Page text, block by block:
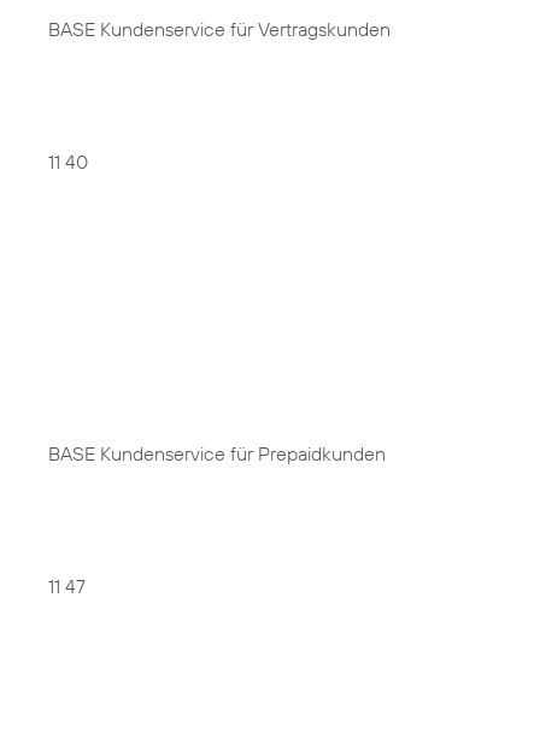
BASE Kundenservice für Vertragskunden
11 40
BASE Kundenservice für Prepaidkunden
11 47